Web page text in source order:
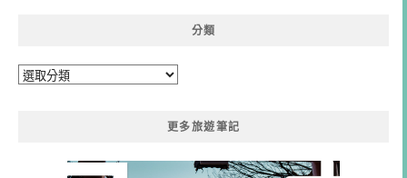
分類
分
更多旅遊筆記